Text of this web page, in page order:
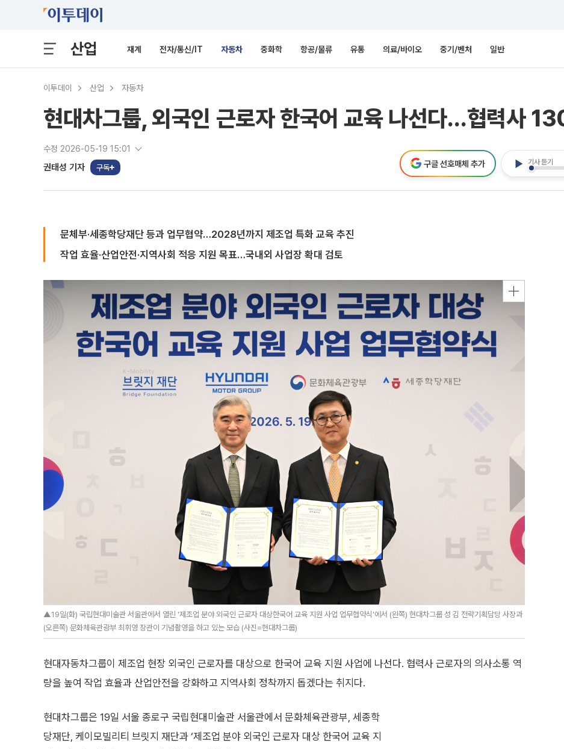
산업 재계 전자/통신/IT 자동차 중화학 항공/물류 유통 의료/바이오 중기/벤처 일반
이투데이 산업 자동차
현대차그룹, 외국인 근로자 한국어 교육 나선다…협력사
수정 2026-05-19 15:01
권태성 기자 구독
기사 듣기
구글 선호매체 추가
문체부·세종학당재단 등과 업무협약…2028년까지 제조업 특화 교육 추진
작업 효율·산업안전·지역사회 적응 지원 목표…국내외 사업장 확대 검토
▲19일(화) 국립현대미술관 서울관에서 열린 '제조업 분야 외국인 근로자 대상한국어 교육 지원 사업 업무협약식'에서 (왼쪽) 현대차그룹 성 김 전략기획담당 사장과
(오른쪽) 문화체육관광부 최휘영 장관이 기념촬영을 하고 있는 모습 (사진=현대차그룹)
현대자동차그룹이 제조업 현장 외국인 근로자를 대상으로 한국어 교육 지원 사업에 나선다. 협력사 근로자의 의사소통 역
량을 높여 작업 효율과 산업안전을 강화하고 지역사회 정착까지 돕겠다는 취지다.
현대차그룹은 19일 서울 종로구 국립현대미술관 서울관에서 문화체육관광부, 세종학
당재단, 케이모빌리티 브릿지 재단과 ‘제조업 분야 외국인 근로자 대상 한국어 교육 지